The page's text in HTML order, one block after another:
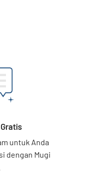
untuk Anda
dengan Mugi